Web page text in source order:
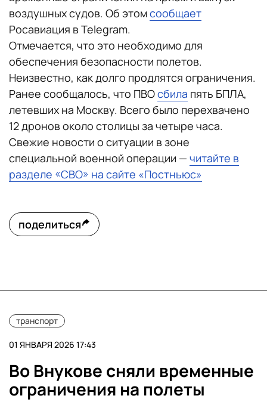
воздушных судов. Об этомсообщает
Росавиация в Telegram.
Отмечается, что это необходимо для
обеспечения безопасности полетов.
Неизвестно, как долго продлятся ограничения.
Ранее сообщалось, что ПВОсбила пять БПЛА,
летевших на Москву. Всего было перехвачено
12 дронов около столицы за четыре часа.
Свежие новости о ситуации в зоне
специальной военной операции — читайте в
разделе «СВО» на сайте «Постньюс»
поделиться
транспорт
01 ЯНВАРЯ 2026 17:43
Во Внукове сняли временные
ограничения на полеты